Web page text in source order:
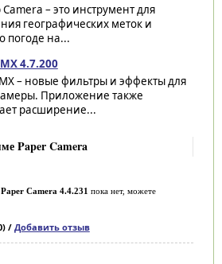
Camera – это инструмент для
географических меток и
погоде на...
4.7.200
– новые фильтры и эффекты для
Приложение также
расширение...
Paper Camera
Paper Camera 4.4.231 пока нет, можете
/ Добавить отзыв